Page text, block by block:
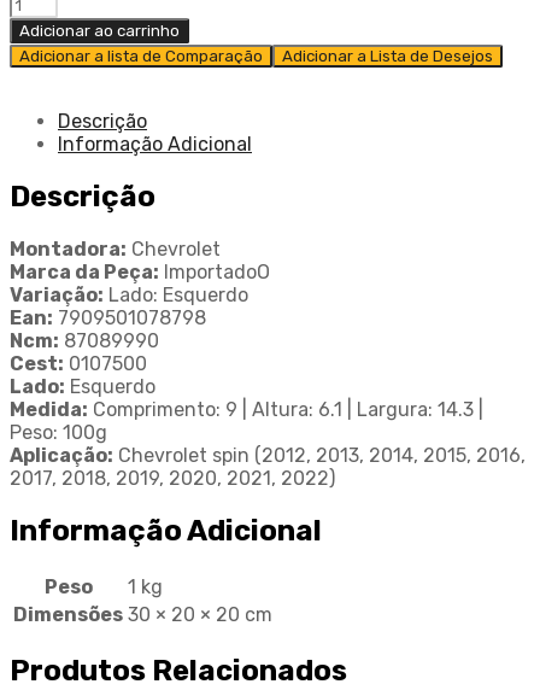
Adicionar ao carrinho
Adicionar a lista de Comparação
Adicionar a Lista de Desejos
Descrição
Informação Adicional
Descrição
Montadora: Chevrolet
Marca da Peça: ImportadoO
Variação: Lado: Esquerdo
Ean: 7909501078798
Ncm: 87089990
Cest: 0107500
Lado: Esquerdo
Medida: Comprimento: 9 | Altura: 6.1 | Largura: 14.3 |
Peso: 100g
Aplicação: Chevrolet spin (2012, 2013, 2014, 2015, 2016,
2017, 2018, 2019, 2020, 2021, 2022)
Informação Adicional
Peso
1 kg
Dimensões 30 × 20 × 20 cm
Produtos Relacionados